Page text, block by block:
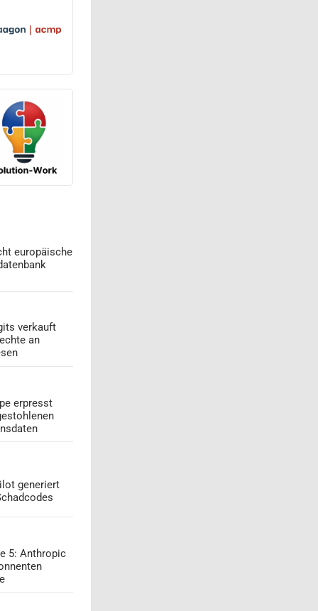
europäische
verkauft
an
erpresst
generiert
5: Anthropic